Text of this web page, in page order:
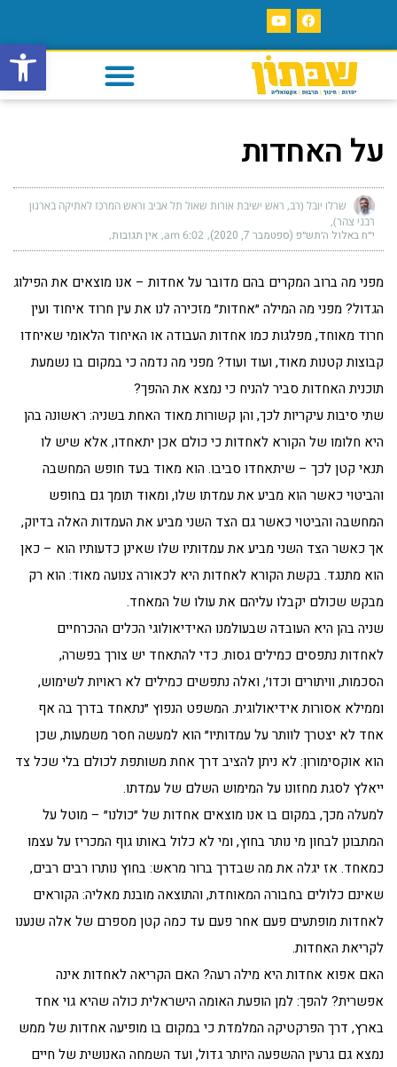
פתח
על האחדות
שרלו יובל (רב, ראש ישיבת אורות שאול תל אביב וראש המרכז לאתיקה בארגון
רבני צהר)
י״ח באלול ה׳תש״פ (ספטמבר 7, 2020) 6:02 am אין תגובות
מפני מה ברוב המקרים בהם מדובר על אחדות – אנו מוצאים את הפילוג
הגדול? מפני מה המילה ״אחדות״ מזכירה לנו את עין חרוד איחוד ועין
חרוד מאוחד, מפלגות כמו אחדות העבודה או האיחוד הלאומי שאיחדו
קבוצות קטנות מאוד, ועוד ועוד? מפני מה נדמה כי במקום בו נשמעת
תוכנית האחדות סביר להניח כי נמצא את ההפך?
שתי סיבות עיקריות לכך, והן קשורות מאוד האחת בשניה: ראשונה בהן
היא חלומו של הקורא לאחדות כי כולם אכן יתאחדו, אלא שיש לו
תנאי קטן לכך – שיתאחדו סביבו. הוא מאוד בעד חופש המחשבה
והביטוי כאשר הוא מביע את עמדתו שלו, ומאוד תומך גם בחופש
המחשבה והביטוי כאשר גם הצד השני מביע את העמדות האלה בדיוק,
אך כאשר הצד השני מביע את עמדותיו שלו שאינן כדעותיו הוא – כאן
הוא מתנגד. בקשת הקורא לאחדות היא לכאורה צנועה מאוד: הוא רק
מבקש שכולם יקבלו עליהם את עולו של המאחד.
שניה בהן היא העובדה שבעולמנו האידיאולוגי הכלים ההכרחיים
לאחדות נתפסים כמילים גסות. כדי להתאחד יש צורך בפשרה,
הסכמות, וויתורים וכדו׳, ואלה נתפשים כמילים לא ראויות לשימוש,
וממילא אסורות אידיאולוגית. המשפט הנפוץ ״נתאחד בדרך בה אף
אחד לא יצטרך לוותר על עמדותיו״ הוא למעשה חסר משמעות, שכן
הוא אוקסימורון: לא ניתן להציב דרך אחת משותפת לכולם בלי שכל צד
ייאלץ לסגת מחזונו על המימוש השלם של עמדתו.
למעלה מכך, במקום בו אנו מוצאים אחדות של ״כולנו״ – מוטל על
המתבונן לבחון מי נותר בחוץ, ומי לא כלול באותו גוף המכריז על עצמו
כמאחד. אז יגלה את מה שבדרך ברור מראש: בחוץ נותרו רבים רבים,
שאינם כלולים בחבורה המאוחדת, והתוצאה מובנת מאליה: הקוראים
לאחדות מופתעים פעם אחר פעם עד כמה קטן מספרם של אלה שנענו
לקריאת האחדות.
האם אפוא אחדות היא מילה רעה? האם הקריאה לאחדות אינה
אפשרית? להפך: למן הופעת האומה הישראלית כולה שהיא גוי אחד
בארץ, דרך הפרקטיקה המלמדת כי במקום בו מופיעה אחדות של ממש
נמצא גם גרעין ההשפעה היותר גדול, ועד השמחה האנושית של חיים